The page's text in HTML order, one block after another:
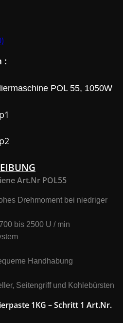
:
POL 55, 1050W
Art.Nr POL55
Drehmoment bei niedriger
bis 2500 U / min
Handhabung
Seitengriff und Kohlebürsten
1KG – Schritt 1 Art.Nr.